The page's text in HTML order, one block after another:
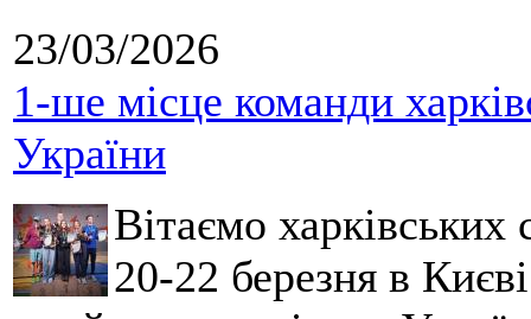
23/03/2026
1-ше місце команди
України
Вітаємо
20-22 березня в